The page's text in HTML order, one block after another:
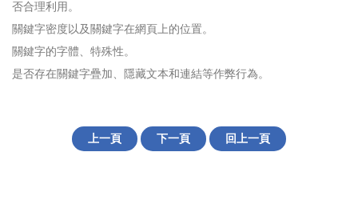
否合理利用。
關鍵字密度以及關鍵字在網頁上的位置。
關鍵字的字體、特殊性。
是否存在關鍵字疊加、隱藏文本和連結等作弊行為。
上一頁 下一頁 回上一頁